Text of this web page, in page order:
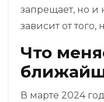
запрещает, но и
зависит от
Что
В марте 2024